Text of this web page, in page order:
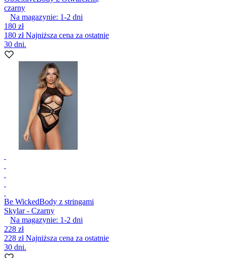
czarny
Na magazynie: 1-2 dni
180 zł
180 złNajniższa cena za ostatnie
30 dni.
Be WickedBody z stringami
Skylar - Czarny
Na magazynie: 1-2 dni
228 zł
228 złNajniższa cena za ostatnie
30 dni.